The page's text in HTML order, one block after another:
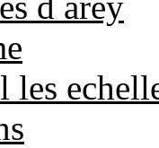
les